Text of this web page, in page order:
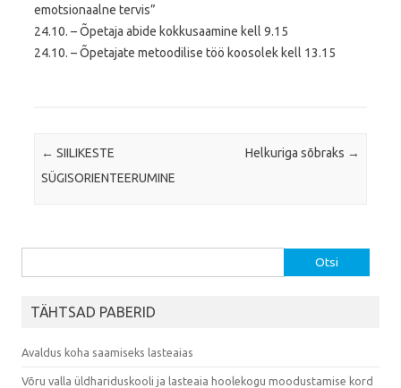
emotsionaalne tervis”
24.10. – Õpetaja abide kokkusaamine kell 9.15
24.10. – Õpetajate metoodilise töö koosolek kell 13.15
Post navigation
← SIILIKESTE
SÜGISORIENTEERUMINE
Helkuriga sõbraks →
TÄHTSAD PABERID
Avaldus koha saamiseks lasteaias
Võru valla üldhariduskooli ja lasteaia hoolekogu moodustamise kord